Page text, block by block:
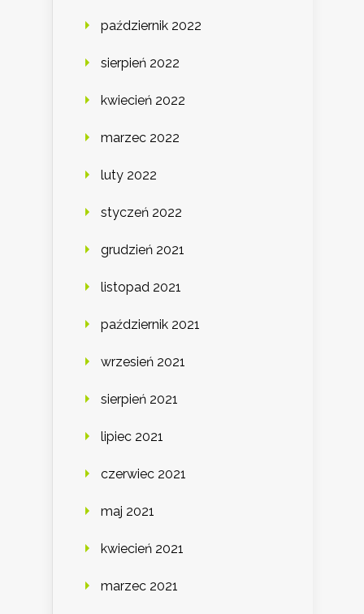
październik 2022
sierpień 2022
kwiecień 2022
marzec 2022
luty 2022
styczeń 2022
grudzień 2021
listopad 2021
październik 2021
wrzesień 2021
sierpień 2021
lipiec 2021
czerwiec 2021
maj 2021
kwiecień 2021
marzec 2021